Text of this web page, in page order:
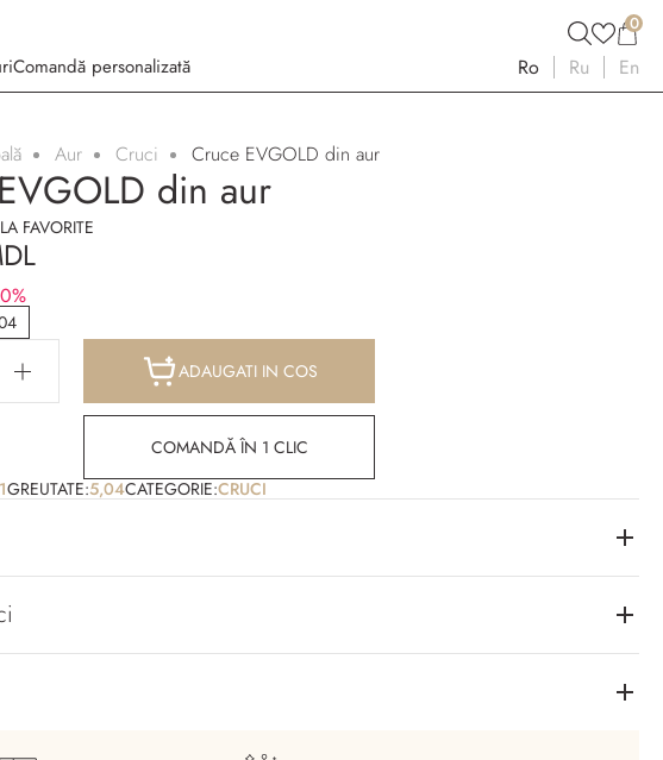
0
Comandă personalizată Ro Ru En
Aur Cruci Cruce EVGOLD din aur
din aur
FAVORITE
ADAUGATI IN COS
COMANDĂ ÎN 1 CLIC
GREUTATE:5,04CATEGORIE:CRUCI